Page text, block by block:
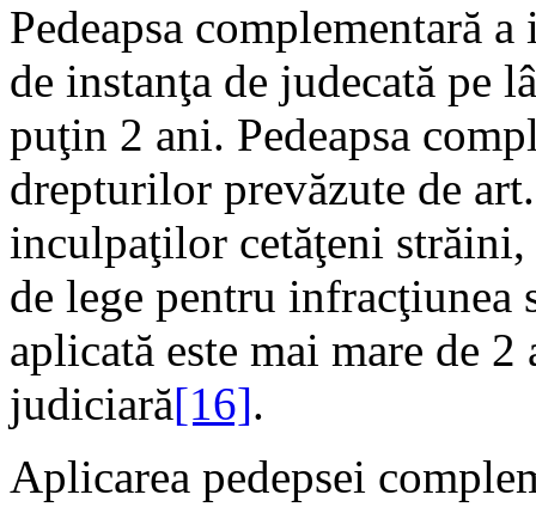
Pedeapsa complementară
de instanţa de judecată pe
puţin 2 ani. Pedeapsa
drepturilor prevăzute de
inculpaţilor cetăţeni străini,
de lege pentru infracţiunea
aplicată este mai mare de
judiciară[16].
Aplicarea pedepsei